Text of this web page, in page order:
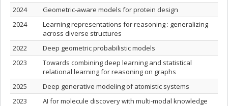
2024
Geometric-aware models for protein design
2024
Learning representations for reasoning : generalizing
across diverse structures
2022
Deep geometric probabilistic models
2023
Towards combining deep learning and statistical
relational learning for reasoning on graphs
2025
Deep generative modeling of atomistic systems
2023
AI for molecule discovery with multi-modal knowledge